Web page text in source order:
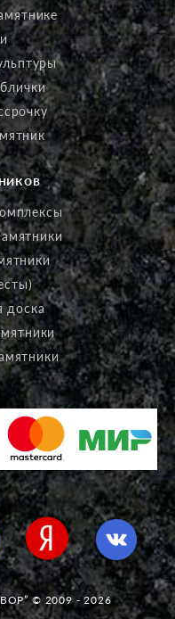
доска
© 2009 - 2026